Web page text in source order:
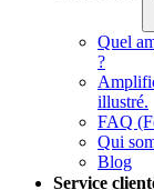
Quel
?
illustré.
FAQ
Qui
Blog
Service